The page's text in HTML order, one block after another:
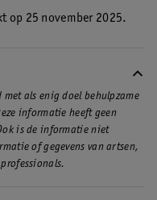
op 25 november 2025.
als enig doel behulpzame
informatie heeft geen
is de informatie niet
of gegevens van artsen,